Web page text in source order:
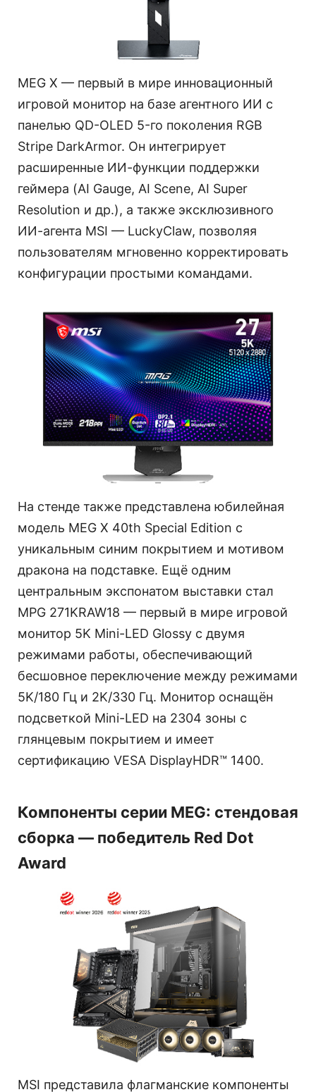
MEG X — первый в мире инновационный
игровой монитор на базе агентного ИИ с
панелью QD-OLED 5-го поколения RGB
Stripe DarkArmor. Он интегрирует
расширенные ИИ-функции поддержки
геймера (AI Gauge, AI Scene, AI Super
Resolution и др.), а также эксклюзивного
ИИ-агента MSI — LuckyClaw, позволяя
пользователям мгновенно корректировать
конфигурации простыми командами.
На стенде также представлена юбилейная
модель MEG X 40th Special Edition с
уникальным синим покрытием и мотивом
дракона на подставке. Ещё одним
центральным экспонатом выставки стал
MPG 271KRAW18 — первый в мире игровой
монитор 5K Mini-LED Glossy с двумя
режимами работы, обеспечивающий
бесшовное переключение между режимами
5K/180 Гц и 2K/330 Гц. Монитор оснащён
подсветкой Mini-LED на 2304 зоны с
глянцевым покрытием и имеет
сертификацию VESA DisplayHDR™ 1400.
Компоненты серии MEG: стендовая
сборка — победитель Red Dot
Award
MSI представила флагманские компоненты